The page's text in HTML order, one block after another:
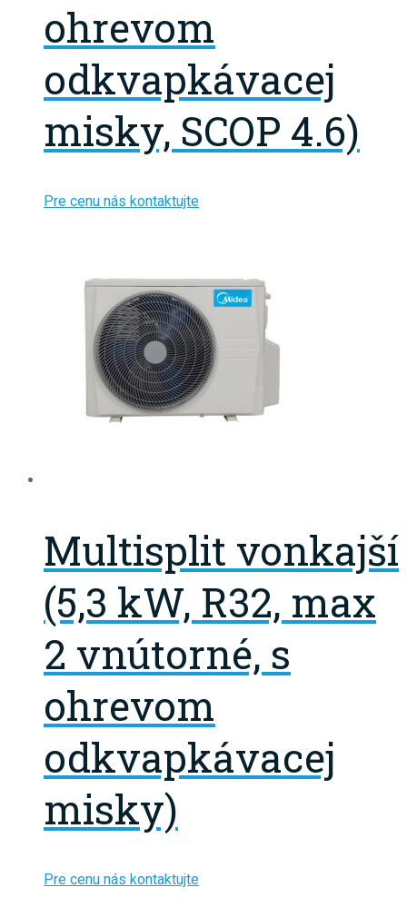
ohrevom
odkvapkávacej
misky, SCOP 4.6)
Pre cenu nás kontaktujte
Multisplit vonkajší
(5,3 kW, R32, max
2 vnútorné, s
ohrevom
odkvapkávacej
misky)
Pre cenu nás kontaktujte